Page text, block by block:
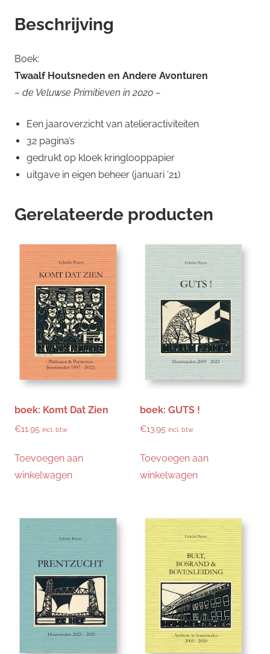
Beschrijving
Boek:
Twaalf Houtsneden en Andere Avonturen
– de Veluwse Primitieven in 2020 –
Een jaaroverzicht van atelieractiviteiten
32 pagina’s
gedrukt op kloek kringlooppapier
uitgave in eigen beheer (januari ’21)
Gerelateerde producten
boek: Komt Dat Zien
€11.95 incl. btw
Toevoegen aan
winkelwagen
boek: GUTS !
€13.95 incl. btw
Toevoegen aan
winkelwagen